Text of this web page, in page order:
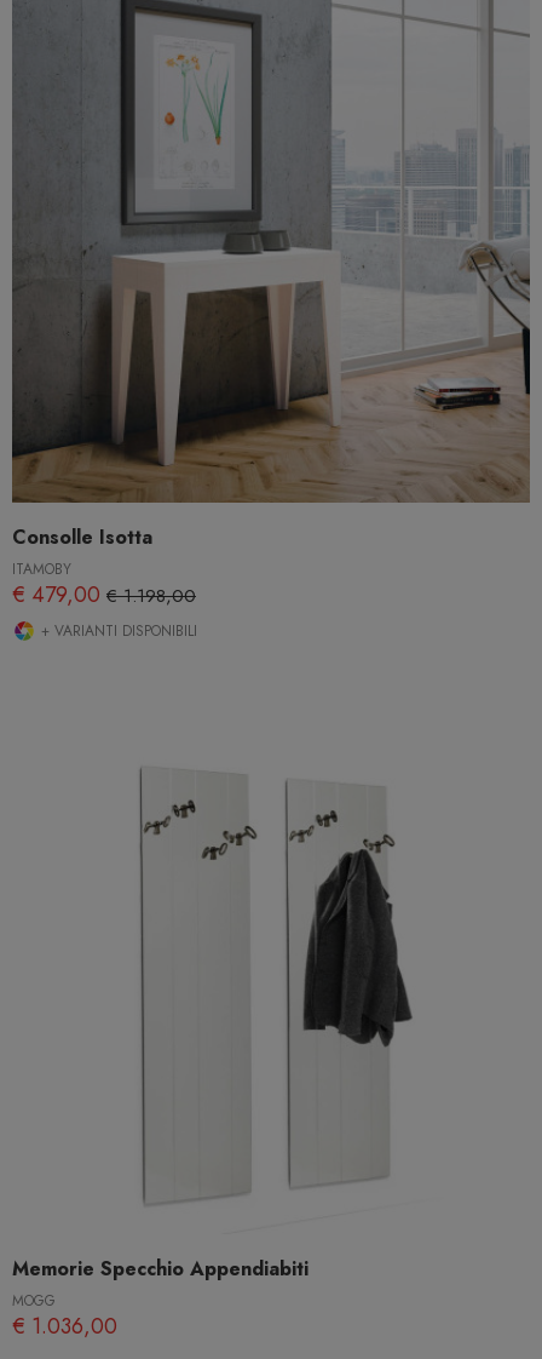
Consolle Isotta
ITAMOBY
€ 479,00 € 1.198,00
+ VARIANTI DISPONIBILI
Memorie Specchio Appendiabiti
MOGG
€ 1.036,00